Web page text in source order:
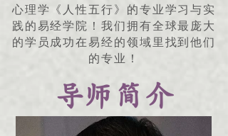
心理学《人性五行》的专业学习与实
践的易经学院！我们拥有全球最庞大
的学员成功在易经的领域里找到他们
的专业！
导师简介